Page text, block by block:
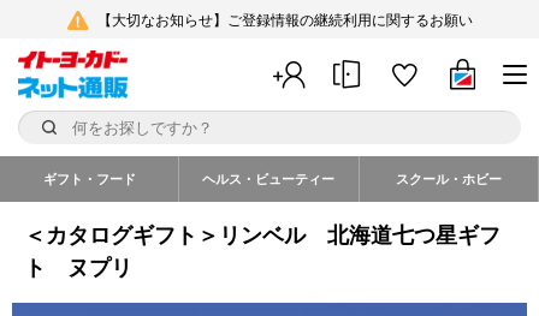
【大切なお知らせ】ご登録情報の継続利用に関するお願い
ギフト・フード ヘルス・ビューティー スクール・ホビー
＜カタログギフト＞リンベル 北海道七つ星ギフ
ト ヌプリ